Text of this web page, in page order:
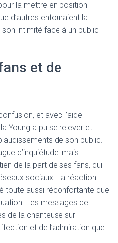
la mettre en position
d’autres entouraient la
intimité face à un public
et de
et avec l’aide
Young a pu se relever et
de son public.
d’inquiétude, mais
de la part de ses fans, qui
sociaux. La réaction
toute aussi réconfortante que
Les messages de
de la chanteuse sur
et de l’admiration que